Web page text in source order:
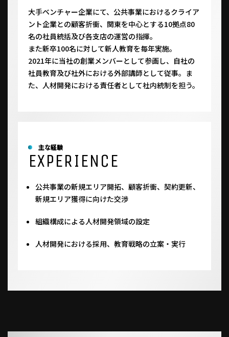
大手ベンチャー企業にて、公共事業におけるクライア
ント企業との顧客折衝、関東を中心とする10拠点80
名の社員統括及び各支店の運営の指揮。
また新卒100名に対して新人教育を毎年実施。
2021年に当社の創業メンバーとして参画し、自社の
社員教育及び社外における外部講師として従事。ま
た、人材開発における責任者として社内統制を担う。
主な経験
EXPERIENCE
公共事業の新規エリア開拓、顧客折衝、契約更新、
新規エリア獲得に向けた交渉
組織構成による人材開発領域の設定
人材開発における採用、教育戦略の立案・実行